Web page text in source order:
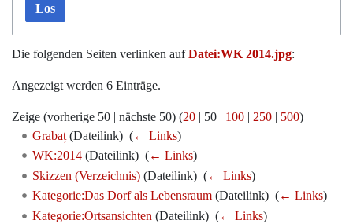
Los
Die folgenden Seiten verlinken aufDatei:WK 2014.jpg:
Angezeigt werden 6 Einträge.
Zeige (vorherige 50 | nächste 50) (20 | 50 | 100 | 250 | 500)
Grabaț(Dateilink) ‎ (← Links)
WK:2014(Dateilink) ‎ (← Links)
Skizzen (Verzeichnis)(Dateilink) ‎ (← Links)
Kategorie:Das Dorf als Lebensraum(Dateilink) ‎ (← Links)
Kategorie:Ortsansichten (Dateilink) ‎ (← Links)